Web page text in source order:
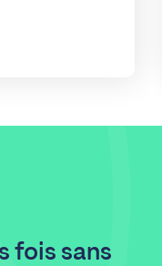
fois sans